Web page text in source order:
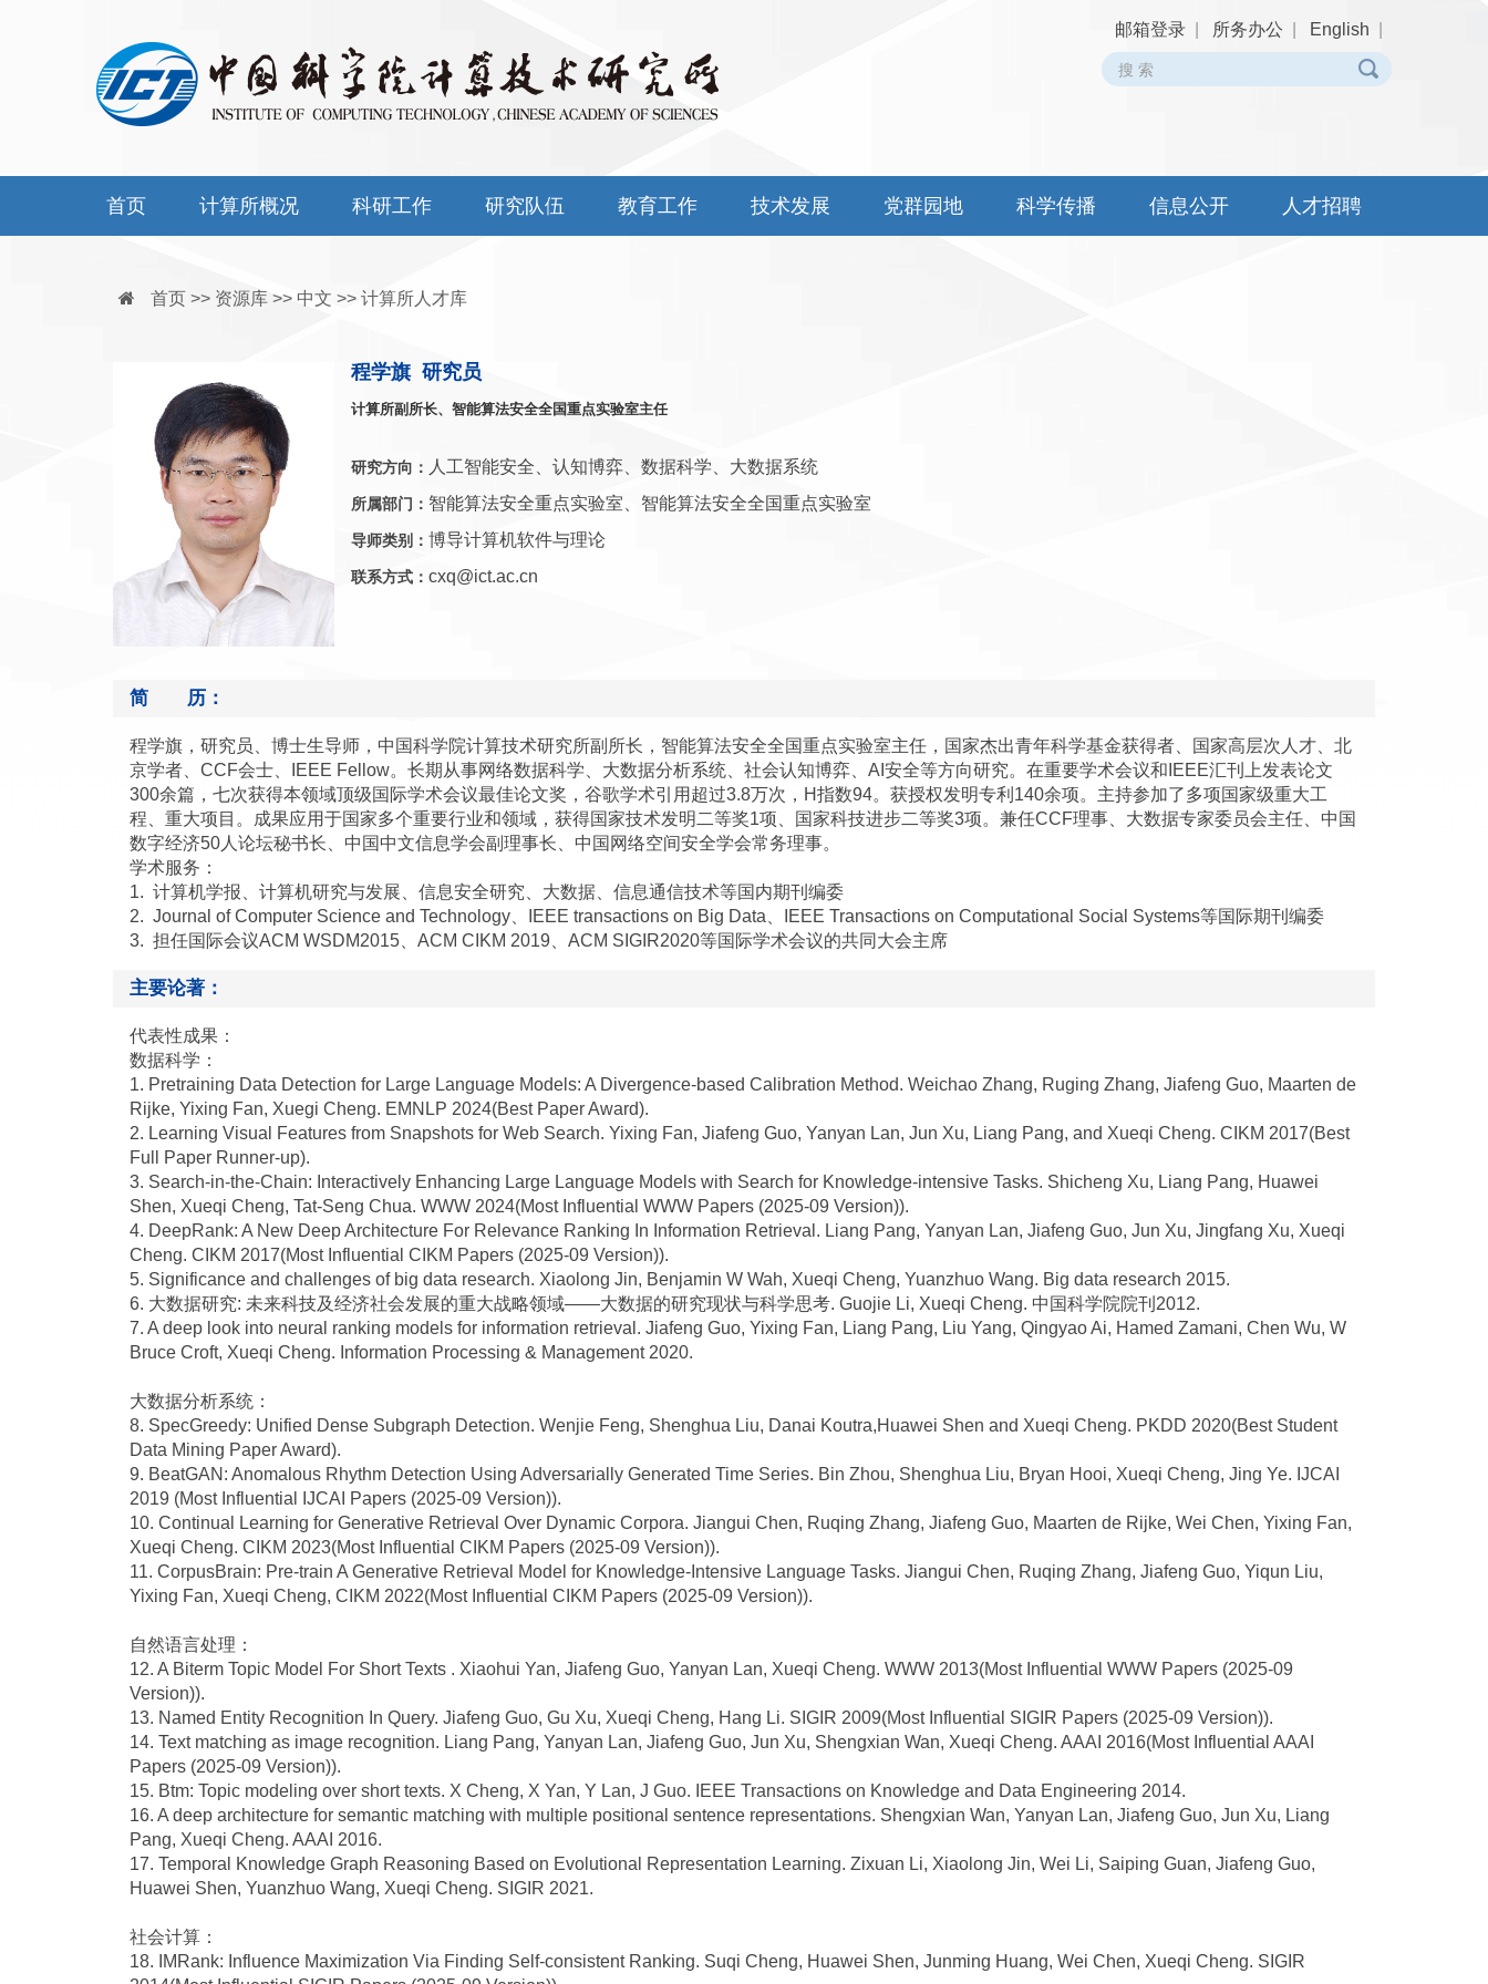
邮箱登录 所务办公 English
首页 计算所概况 科研工作 研究队伍 教育工作 技术发展 党群园地 科学传播 信息公开 人才招聘
首页 >> 资源库 >> 中文 >> 计算所人才库
程学旗 研究员
计算所副所长、智能算法安全全国重点实验室主任
研究方向： 人工智能安全、认知博弈、数据科学、大数据系统
所属部门： 智能算法安全重点实验室、智能算法安全全国重点实验室
导师类别： 博导计算机软件与理论
联系方式： cxq@ict.ac.cn
简 历：
程学旗，研究员、博士生导师，中国科学院计算技术研究所副所长，智能算法安全全国重点实验室主任，国家杰出青年科学基金获得者、国家高层次人才、北
京学者、CCF会士、IEEE Fellow。长期从事网络数据科学、大数据分析系统、社会认知博弈、AI安全等方向研究。在重要学术会议和IEEE汇刊上发表论文
300余篇，七次获得本领域顶级国际学术会议最佳论文奖，谷歌学术引用超过3.8万次，H指数94。获授权发明专利140余项。主持参加了多项国家级重大工
程、重大项目。成果应用于国家多个重要行业和领域，获得国家技术发明二等奖1项、国家科技进步二等奖3项。兼任CCF理事、大数据专家委员会主任、中国
数字经济50人论坛秘书长、中国中文信息学会副理事长、中国网络空间安全学会常务理事。
学术服务：
1. 计算机学报、计算机研究与发展、信息安全研究、大数据、信息通信技术等国内期刊编委
2. Journal of Computer Science and Technology、IEEE transactions on Big Data、IEEE Transactions on Computational Social Systems等国际期刊编委
3. 担任国际会议ACM WSDM2015、ACM CIKM 2019、ACM SIGIR2020等国际学术会议的共同大会主席
主要论著：
代表性成果：
数据科学：
1. Pretraining Data Detection for Large Language Models: A Divergence-based Calibration Method. Weichao Zhang, Ruging Zhang, Jiafeng Guo, Maarten de
Rijke, Yixing Fan, Xuegi Cheng. EMNLP 2024(Best Paper Award).
2. Learning Visual Features from Snapshots for Web Search. Yixing Fan, Jiafeng Guo, Yanyan Lan, Jun Xu, Liang Pang, and Xueqi Cheng. CIKM 2017(Best
Full Paper Runner-up).
3. Search-in-the-Chain: Interactively Enhancing Large Language Models with Search for Knowledge-intensive Tasks. Shicheng Xu, Liang Pang, Huawei
Shen, Xueqi Cheng, Tat-Seng Chua. WWW 2024(Most Influential WWW Papers (2025-09 Version)).
4. DeepRank: A New Deep Architecture For Relevance Ranking In Information Retrieval. Liang Pang, Yanyan Lan, Jiafeng Guo, Jun Xu, Jingfang Xu, Xueqi
Cheng. CIKM 2017(Most Influential CIKM Papers (2025-09 Version)).
5. Significance and challenges of big data research. Xiaolong Jin, Benjamin W Wah, Xueqi Cheng, Yuanzhuo Wang. Big data research 2015.
6. 大数据研究: 未来科技及经济社会发展的重大战略领域——大数据的研究现状与科学思考. Guojie Li, Xueqi Cheng. 中国科学院院刊2012.
7. A deep look into neural ranking models for information retrieval. Jiafeng Guo, Yixing Fan, Liang Pang, Liu Yang, Qingyao Ai, Hamed Zamani, Chen Wu, W
Bruce Croft, Xueqi Cheng. Information Processing & Management 2020.
大数据分析系统：
8. SpecGreedy: Unified Dense Subgraph Detection. Wenjie Feng, Shenghua Liu, Danai Koutra,Huawei Shen and Xueqi Cheng. PKDD 2020(Best Student
Data Mining Paper Award).
9. BeatGAN: Anomalous Rhythm Detection Using Adversarially Generated Time Series. Bin Zhou, Shenghua Liu, Bryan Hooi, Xueqi Cheng, Jing Ye. IJCAI
2019 (Most Influential IJCAI Papers (2025-09 Version)).
10. Continual Learning for Generative Retrieval Over Dynamic Corpora. Jiangui Chen, Ruqing Zhang, Jiafeng Guo, Maarten de Rijke, Wei Chen, Yixing Fan,
Xueqi Cheng. CIKM 2023(Most Influential CIKM Papers (2025-09 Version)).
11. CorpusBrain: Pre-train A Generative Retrieval Model for Knowledge-Intensive Language Tasks. Jiangui Chen, Ruqing Zhang, Jiafeng Guo, Yiqun Liu,
Yixing Fan, Xueqi Cheng, CIKM 2022(Most Influential CIKM Papers (2025-09 Version)).
自然语言处理：
12. A Biterm Topic Model For Short Texts . Xiaohui Yan, Jiafeng Guo, Yanyan Lan, Xueqi Cheng. WWW 2013(Most Influential WWW Papers (2025-09
Version)).
13. Named Entity Recognition In Query. Jiafeng Guo, Gu Xu, Xueqi Cheng, Hang Li. SIGIR 2009(Most Influential SIGIR Papers (2025-09 Version)).
14. Text matching as image recognition. Liang Pang, Yanyan Lan, Jiafeng Guo, Jun Xu, Shengxian Wan, Xueqi Cheng. AAAI 2016(Most Influential AAAI
Papers (2025-09 Version)).
15. Btm: Topic modeling over short texts. X Cheng, X Yan, Y Lan, J Guo. IEEE Transactions on Knowledge and Data Engineering 2014.
16. A deep architecture for semantic matching with multiple positional sentence representations. Shengxian Wan, Yanyan Lan, Jiafeng Guo, Jun Xu, Liang
Pang, Xueqi Cheng. AAAI 2016.
17. Temporal Knowledge Graph Reasoning Based on Evolutional Representation Learning. Zixuan Li, Xiaolong Jin, Wei Li, Saiping Guan, Jiafeng Guo,
Huawei Shen, Yuanzhuo Wang, Xueqi Cheng. SIGIR 2021.
社会计算：
18. IMRank: Influence Maximization Via Finding Self-consistent Ranking. Suqi Cheng, Huawei Shen, Junming Huang, Wei Chen, Xueqi Cheng. SIGIR